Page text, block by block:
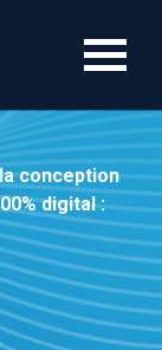
conception
digital :